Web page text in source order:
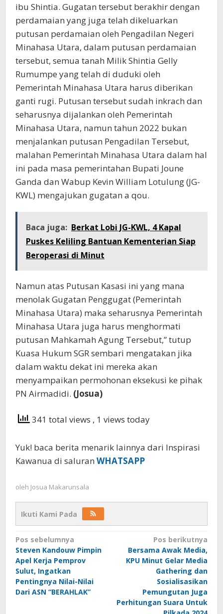
ibu Shintia. Gugatan tersebut berakhir dengan
perdamaian yang juga telah dikeluarkan
putusan perdamaian oleh Pengadilan Negeri
Minahasa Utara, dalam putusan perdamaian
tersebut, semua tanah Milik Shintia Gelly
Rumumpe yang telah di duduki oleh
Pemerintah Minahasa Utara harus diberikan
ganti rugi. Putusan tersebut sudah inkrach dan
seharusnya dijalankan oleh Pemerintah
Minahasa Utara, namun tahun 2022 bukan
menjalankan putusan Pengadilan Tersebut,
malahan Pemerintah Minahasa Utara dalam hal
ini pada masa pemerintahan Bupati Joune
Ganda dan Wabup Kevin William Lotulung (JG-
KWL) mengajukan gugatan a qou.
Baca juga: Berkat Lobi JG-KWL, 4 Kapal
Puskes Keliling Bantuan Kementerian Siap
Beroperasi di Minut
Namun atas Putusan Kasasi ini yang mana
menolak Gugatan Penggugat (Pemerintah
Minahasa Utara) maka seharusnya Pemerintah
Minahasa Utara juga harus menghormati
putusan Mahkamah Agung Tersebut,” tutup
Kuasa Hukum SGR sembari mengatakan jika
dalam waktu dekat ini mereka akan
menyampaikan permohonan eksekusi ke pihak
PN Airmadidi. (Josua)
341 total views , 1 views today
Yuk! baca berita menarik lainnya dari Inspirasi
Kawanua di saluran WHATSAPP
oleh Josua Makarunsala
Ikuti Kami Pada
Navigasi
pos
Pos sebelumnya
Steven Kandouw Pimpin
Apel Kerja Pemprov
Sulut, Ingatkan
Pentingnya Nilai-Nilai
Dari ASN “BERAHLAK”
Pos berikutnya
Bersama Awak Media,
KPU Minut Gelar Media
Gathering dan
Sosialisasikan
Pemungutan Juga
Perhitungan Suara Untuk